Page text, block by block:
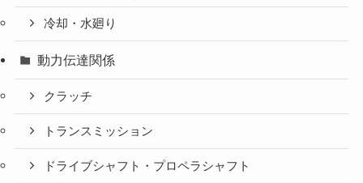
冷却・水廻り
動力伝達関係
クラッチ
トランスミッション
ドライブシャフト・プロペラシャフト